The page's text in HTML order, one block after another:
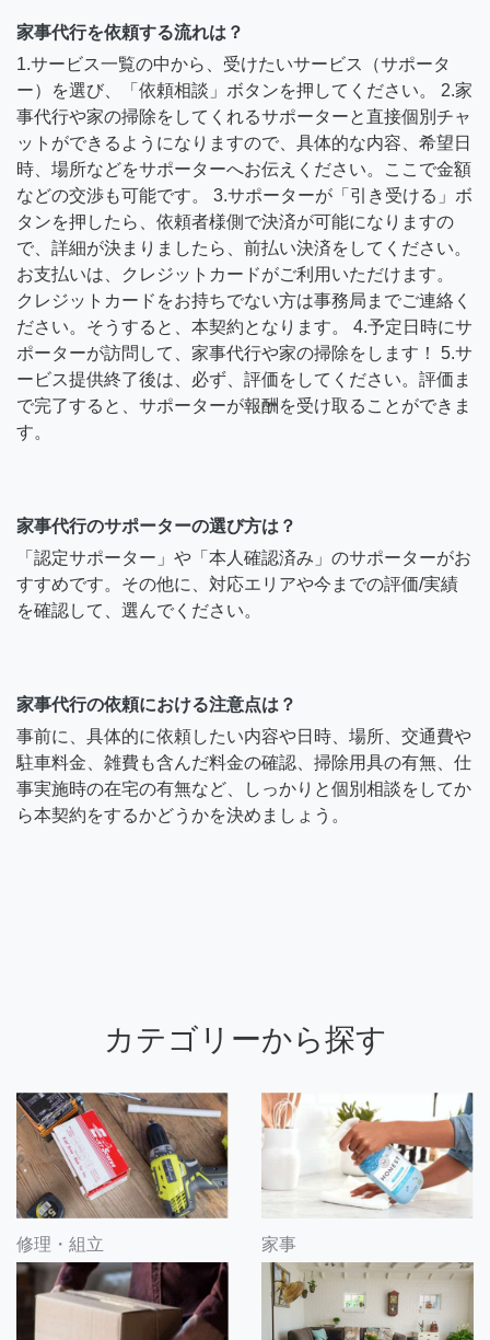
家事代行を依頼する流れは？
1.サービス一覧の中から、受けたいサービス（サポータ
ー）を選び、「依頼相談」ボタンを押してください。 2.家
事代行や家の掃除をしてくれるサポーターと直接個別チャ
ットができるようになりますので、具体的な内容、希望日
時、場所などをサポーターへお伝えください。ここで金額
などの交渉も可能です。 3.サポーターが「引き受ける」ボ
タンを押したら、依頼者様側で決済が可能になりますの
で、詳細が決まりましたら、前払い決済をしてください。
お支払いは、クレジットカードがご利用いただけます。
クレジットカードをお持ちでない方は事務局までご連絡く
ださい。そうすると、本契約となります。 4.予定日時にサ
ポーターが訪問して、家事代行や家の掃除をします！ 5.サ
ービス提供終了後は、必ず、評価をしてください。評価ま
で完了すると、サポーターが報酬を受け取ることができま
す。
家事代行のサポーターの選び方は？
「認定サポーター」や「本人確認済み」のサポーターがお
すすめです。その他に、対応エリアや今までの評価/実績
を確認して、選んでください。
家事代行の依頼における注意点は？
事前に、具体的に依頼したい内容や日時、場所、交通費や
駐車料金、雑費も含んだ料金の確認、掃除用具の有無、仕
事実施時の在宅の有無など、しっかりと個別相談をしてか
ら本契約をするかどうかを決めましょう。
カテゴリーから探す
修理・組立 家事